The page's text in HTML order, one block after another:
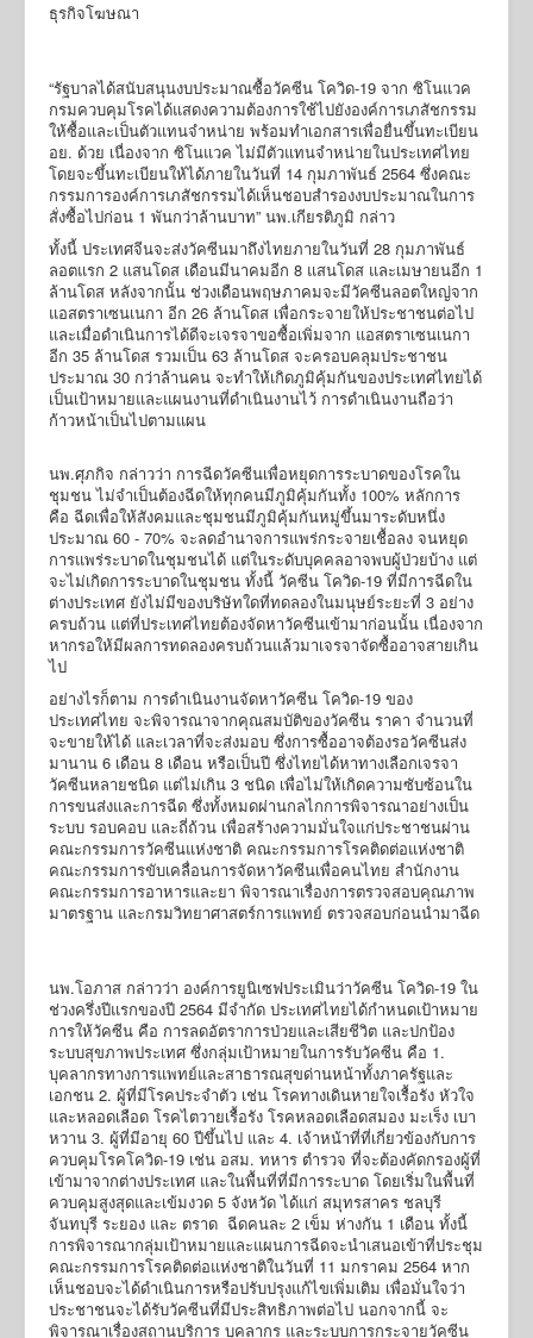
ธุรกิจโฆษณา
“รัฐบาลได้สนับสนุนงบประมาณซื้อวัคซีน โควิด-19 จาก ซิโนแวค
กรมควบคุมโรคได้แสดงความต้องการใช้ไปยังองค์การเภสัชกรรม
ให้ซื้อและเป็นตัวแทนจำหน่าย พร้อมทำเอกสารเพื่อยื่นขึ้นทะเบียน
อย. ด้วย เนื่องจาก ซิโนแวค ไม่มีตัวแทนจำหน่ายในประเทศไทย
โดยจะขึ้นทะเบียนให้ได้ภายในวันที่ 14 กุมภาพันธ์ 2564 ซึ่งคณะ
กรรมการองค์การเภสัชกรรมได้เห็นชอบสำรองงบประมาณในการ
สั่งซื้อไปก่อน 1 พันกว่าล้านบาท” นพ.เกียรติภูมิ กล่าว
ทั้งนี้ ประเทศจีนจะส่งวัคซีนมาถึงไทยภายในวันที่ 28 กุมภาพันธ์
ลอตแรก 2 แสนโดส เดือนมีนาคมอีก 8 แสนโดส และเมษายนอีก 1
ล้านโดส หลังจากนั้น ช่วงเดือนพฤษภาคมจะมีวัคซีนลอตใหญ่จาก
แอสตราเซนเนกา อีก 26 ล้านโดส เพื่อกระจายให้ประชาชนต่อไป
และเมื่อดำเนินการได้ดีจะเจรจาขอซื้อเพิ่มจาก แอสตราเซนเนกา
อีก 35 ล้านโดส รวมเป็น 63 ล้านโดส จะครอบคลุมประชาชน
ประมาณ 30 กว่าล้านคน จะทำให้เกิดภูมิคุ้มกันของประเทศไทยได้
เป็นเป้าหมายและแผนงานที่ดำเนินงานไว้ การดำเนินงานถือว่า
ก้าวหน้าเป็นไปตามแผน
นพ.ศุภกิจ กล่าวว่า การฉีดวัคซีนเพื่อหยุดการระบาดของโรคใน
ชุมชน ไม่จำเป็นต้องฉีดให้ทุกคนมีภูมิคุ้มกันทั้ง 100% หลักการ
คือ ฉีดเพื่อให้สังคมและชุมชนมีภูมิคุ้มกันหมู่ขึ้นมาระดับหนึ่ง
ประมาณ 60 - 70% จะลดอำนาจการแพร่กระจายเชื้อลง จนหยุด
การแพร่ระบาดในชุมชนได้ แต่ในระดับบุคคลอาจพบผู้ป่วยบ้าง แต่
จะไม่เกิดการระบาดในชุมชน ทั้งนี้ วัคซีน โควิด-19 ที่มีการฉีดใน
ต่างประเทศ ยังไม่มีของบริษัทใดที่ทดลองในมนุษย์ระยะที่ 3 อย่าง
ครบถ้วน แต่ที่ประเทศไทยต้องจัดหาวัคซีนเข้ามาก่อนนั้น เนื่องจาก
หากรอให้มีผลการทดลองครบถ้วนแล้วมาเจรจาจัดซื้ออาจสายเกิน
ไป
อย่างไรก็ตาม การดำเนินงานจัดหาวัคซีน โควิด-19 ของ
ประเทศไทย จะพิจารณาจากคุณสมบัติของวัคซีน ราคา จำนวนที่
จะขายให้ได้ และเวลาที่จะส่งมอบ ซึ่งการซื้ออาจต้องรอวัคซีนส่ง
มานาน 6 เดือน 8 เดือน หรือเป็นปี ซึ่งไทยได้หาทางเลือกเจรจา
วัคซีนหลายชนิด แต่ไม่เกิน 3 ชนิด เพื่อไม่ให้เกิดความซับซ้อนใน
การขนส่งและการฉีด ซึ่งทั้งหมดผ่านกลไกการพิจารณาอย่างเป็น
ระบบ รอบคอบ และถี่ถ้วน เพื่อสร้างความมั่นใจแก่ประชาชนผ่าน
คณะกรรมการวัคซีนแห่งชาติ คณะกรรมการโรคติดต่อแห่งชาติ
คณะกรรมการขับเคลื่อนการจัดหาวัคซีนเพื่อคนไทย สำนักงาน
คณะกรรมการอาหารและยา พิจารณาเรื่องการตรวจสอบคุณภาพ
มาตรฐาน และกรมวิทยาศาสตร์การแพทย์ ตรวจสอบก่อนนำมาฉีด
นพ.โอภาส กล่าวว่า องค์การยูนิเซฟประเมินว่าวัคซีน โควิด-19 ใน
ช่วงครึ่งปีแรกของปี 2564 มีจำกัด ประเทศไทยได้กำหนดเป้าหมาย
การให้วัคซีน คือ การลดอัตราการป่วยและเสียชีวิต และปกป้อง
ระบบสุขภาพประเทศ ซึ่งกลุ่มเป้าหมายในการรับวัคซีน คือ 1.
บุคลากรทางการแพทย์และสาธารณสุขด่านหน้าทั้งภาครัฐและ
เอกชน 2. ผู้ที่มีโรคประจำตัว เช่น โรคทางเดินหายใจเรื้อรัง หัวใจ
และหลอดเลือด โรคไตวายเรื้อรัง โรคหลอดเลือดสมอง มะเร็ง เบา
หวาน 3. ผู้ที่มีอายุ 60 ปีขึ้นไป และ 4. เจ้าหน้าที่ที่เกี่ยวข้องกับการ
ควบคุมโรคโควิด-19 เช่น อสม. ทหาร ตำรวจ ที่จะต้องคัดกรองผู้ที่
เข้ามาจากต่างประเทศ และในพื้นที่ที่มีการระบาด โดยเริ่มในพื้นที่
ควบคุมสูงสุดและเข้มงวด 5 จังหวัด ได้แก่ สมุทรสาคร ชลบุรี
จันทบุรี ระยอง และ ตราด ฉีดคนละ 2 เข็ม ห่างกัน 1 เดือน ทั้งนี้
การพิจารณากลุ่มเป้าหมายและแผนการฉีดจะนำเสนอเข้าที่ประชุม
คณะกรรมการโรคติดต่อแห่งชาติในวันที่ 11 มกราคม 2564 หาก
เห็นชอบจะได้ดำเนินการหรือปรับปรุงแก้ไขเพิ่มเติม เพื่อมั่นใจว่า
ประชาชนจะได้รับวัคซีนที่มีประสิทธิภาพต่อไป นอกจากนี้ จะ
พิจารณาเรื่องสถานบริการ บุคลากร และระบบการกระจายวัคซีน